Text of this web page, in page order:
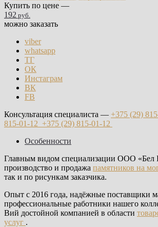
Купить по цене —
192 руб.
можно заказать
viber
whatsapp
ТГ
ОК
Инстаграм
ВК
FB
Консультация специалиста — +375 (29)
815-01-12 +375 (29) 815-01-12
Особенности
Главным видом специализации ООО «Бел
производство и продажа памятников на
так и по рисункам заказчика.
Опыт с 2016 года, надёжные поставщики
профессиональные работники нашего
Вий достойной компанией в области
услуг .